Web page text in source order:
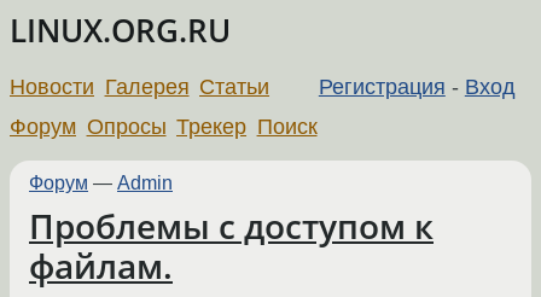
LINUX.ORG.RU
Регистрация - Вход
Новости Галерея Статьи
Форум Опросы Трекер Поиск
Форум — Admin
Проблемы с доступом к
файлам.